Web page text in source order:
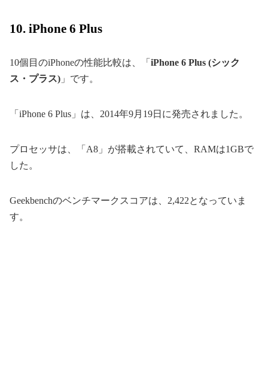
10. iPhone 6 Plus
10個目のiPhoneの性能比較は、「 iPhone 6 Plus (シック
ス・プラス) 」です。
「iPhone 6 Plus」は、2014年9月19日に発売されました。
プロセッサは、「A8」が搭載されていて、RAMは1GBで
した。
Geekbenchのベンチマークスコアは、2,422となっていま
す。